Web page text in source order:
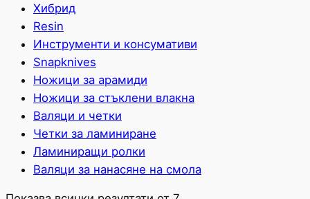
Хибрид
Resin
Инструменти и консумативи
Snapknives
Ножици за арамиди
Ножици за стъклени влакна
Валяци и четки
Четки за ламиниране
Ламиниращи ролки
Валяци за нанасяне на смола